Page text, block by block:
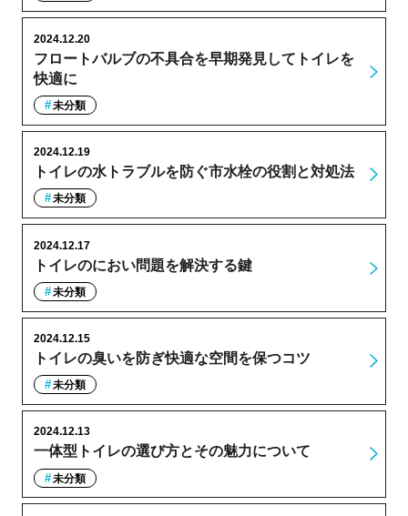
フロートバルブの不具合を早期発見してトイレを
快適に
2024.12.20
未分類
トイレの水トラブルを防ぐ市水栓の役割と対処法
2024.12.19
未分類
トイレのにおい問題を解決する鍵
2024.12.17
未分類
トイレの臭いを防ぎ快適な空間を保つコツ
2024.12.15
未分類
一体型トイレの選び方とその魅力について
2024.12.13
未分類